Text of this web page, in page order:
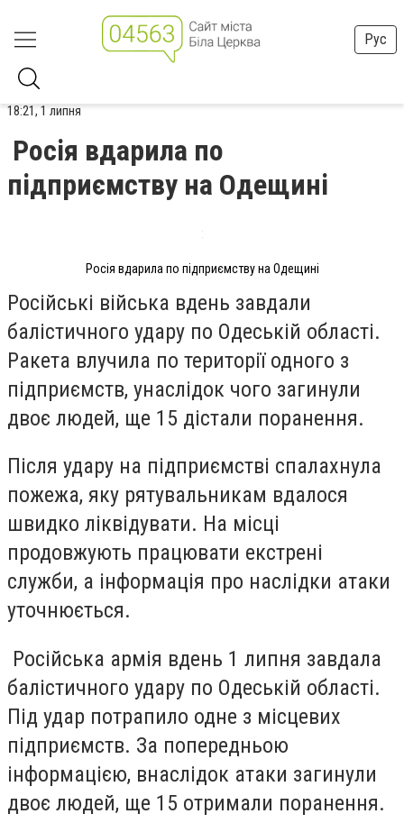
Рус
18:21, 1 липня
Росія вдарила по
підприємству на Одещині
Росія вдарила по підприємству на Одещині
Російські війська вдень завдали
балістичного удару по Одеській області.
Ракета влучила по території одного з
підприємств, унаслідок чого загинули
двоє людей, ще 15 дістали поранення.
Після удару на підприємстві спалахнула
пожежа, яку рятувальникам вдалося
швидко ліквідувати. На місці
продовжують працювати екстрені
служби, а інформація про наслідки атаки
уточнюється.
Російська армія вдень 1 липня завдала
балістичного удару по Одеській області.
Під удар потрапило одне з місцевих
підприємств. За попередньою
інформацією, внаслідок атаки загинули
двоє людей, ще 15 отримали поранення.